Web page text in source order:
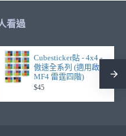
看過
Cubesticker貼 - 4x4 -
傲速全系列 (適用啟源
MF4 雷霆四階)
$45